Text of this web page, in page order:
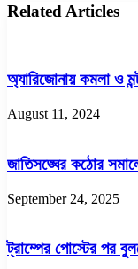
Related Articles
অ্যারিজোনায় কমলা ও
August 11, 2024
জাতিসঙ্ঘের কঠোর
September 24, 2025
ট্রাম্পের পোস্টের পর